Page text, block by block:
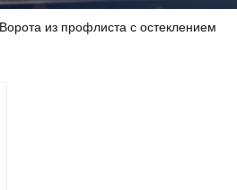
Ворота из профлиста с остеклением